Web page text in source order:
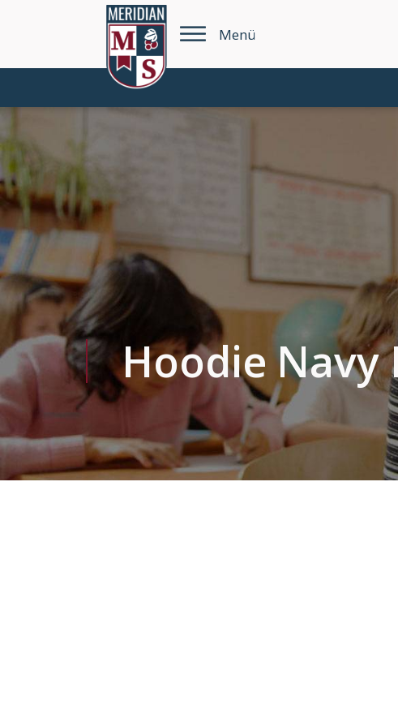
Menü
Hoodie Navy